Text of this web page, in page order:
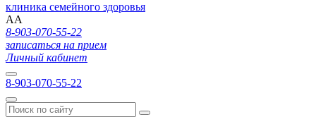
клиника семейного здоровья
AA
8-903-070-55-22
записаться на прием
Личный кабинет
8-903-070-55-22